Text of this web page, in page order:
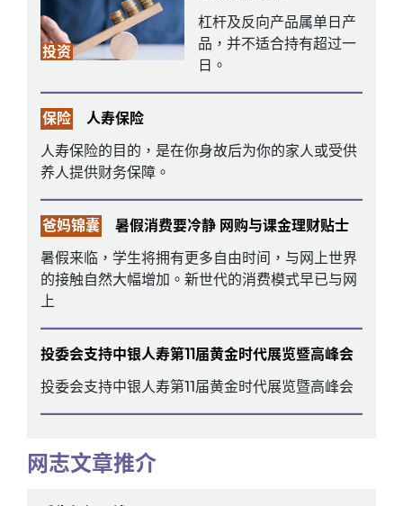
投资
杠杆及反向产品属单日产
品，并不适合持有超过一
日。
保险
人寿保险
人寿保险的目的，是在你身故后为你的家人或受供
养人提供财务保障。
爸妈锦囊
暑假消费要冷静 网购与课金理财贴士
暑假来临，学生将拥有更多自由时间，与网上世界
的接触自然大幅增加。新世代的消费模式早已与网
上
投委会支持中银人寿第11届黄金时代展览暨高峰会
投委会支持中银人寿第11届黄金时代展览暨高峰会
网志文章推介